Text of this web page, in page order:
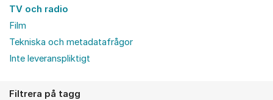
TV och radio
Film
Tekniska och metadatafrågor
Inte leveranspliktigt
Filtrera på tagg